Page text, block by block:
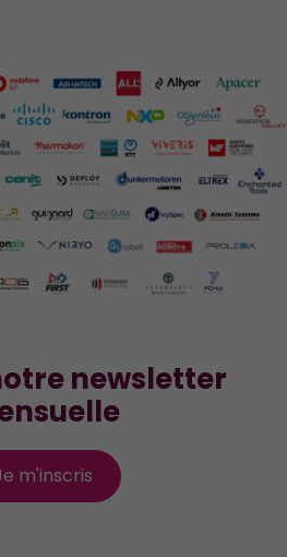
newsletter
m'inscris